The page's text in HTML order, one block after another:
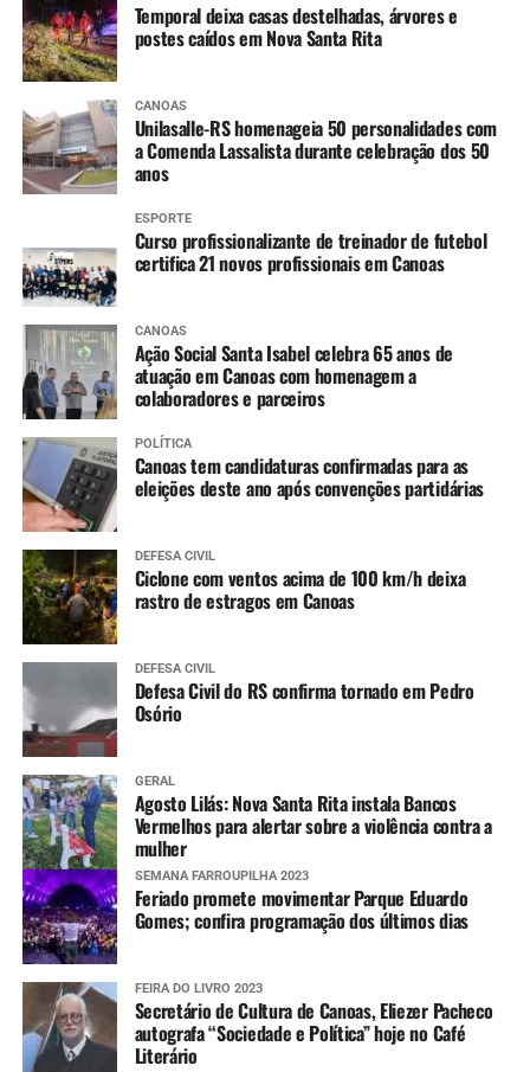
gostam de vir aqui, brincar,
usar a quadra, o campo, a
pista de skate. Isso tudo é
muito importante para a
comunidade,
principalmente para quem
mora perto”, disse.
Temporal deixa casas destelhadas, árvores e
postes caídos em Nova Santa Rita
CANOAS
Unilasalle-RS homenageia 50 personalidades com
a Comenda Lassalista durante celebração dos 50
anos
ESPORTE
Curso profissionalizante de treinador de futebol
certifica 21 novos profissionais em Canoas
CANOAS
Ação Social Santa Isabel celebra 65 anos de
atuação em Canoas com homenagem a
colaboradores e parceiros
POLÍTICA
Canoas tem candidaturas confirmadas para as
eleições deste ano após convenções partidárias
DEFESA CIVIL
Ciclone com ventos acima de 100 km/h deixa
rastro de estragos em Canoas
DEFESA CIVIL
Defesa Civil do RS confirma tornado em Pedro
Osório
GERAL
Agosto Lilás: Nova Santa Rita instala Bancos
Vermelhos para alertar sobre a violência contra a
mulher
SEMANA FARROUPILHA 2023
Feriado promete movimentar Parque Eduardo
Gomes; confira programação dos últimos dias
FEIRA DO LIVRO 2023
Secretário de Cultura de Canoas, Eliezer Pacheco
autografa “Sociedade e Política” hoje no Café
Literário